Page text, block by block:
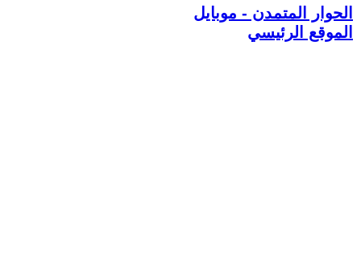
الحوار المتمدن - موبايل
الموقع الرئيسي